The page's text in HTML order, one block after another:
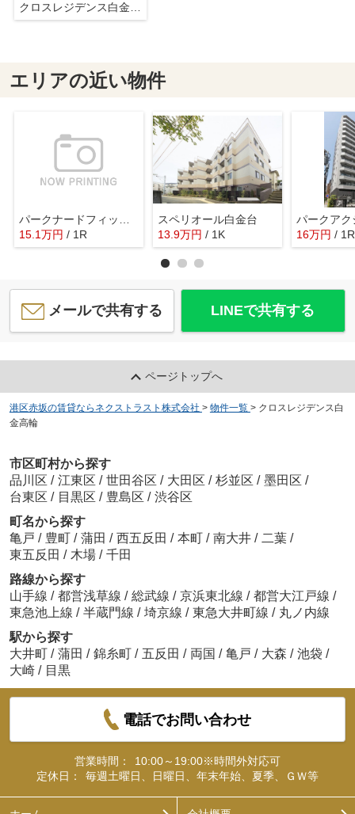
クロスレジデンス白金高輪
エリアの近い物件
15.1万円 / 1R
スペリオール白金台
13.9万円 / 1K 16万円 / 1R
メールで共有する LINEで共有する
ページトップへ
港区赤坂の賃貸ならネクストラスト株式会社 > 物件一覧 > クロスレジデンス白
金高輪
市区町村から探す
品川区 / 江東区 / 世田谷区 / 大田区 / 杉並区 / 墨田区 /
台東区 / 目黒区 / 豊島区 / 渋谷区
町名から探す
亀戸 / 豊町 / 蒲田 / 西五反田 / 本町 / 南大井 / 二葉 /
東五反田 / 木場 / 千田
路線から探す
山手線 / 都営浅草線 / 総武線 / 京浜東北線 / 都営大江戸線 /
東急池上線 / 半蔵門線 / 埼京線 / 東急大井町線 / 丸ノ内線
駅から探す
大井町 / 蒲田 / 錦糸町 / 五反田 / 両国 / 亀戸 / 大森 / 池袋 /
大崎 / 目黒
電話でお問い合わせ
営業時間：
10:00～19:00※時間外対応可
定休日：
毎週土曜日、日曜日、年末年始、夏季、ＧＷ等